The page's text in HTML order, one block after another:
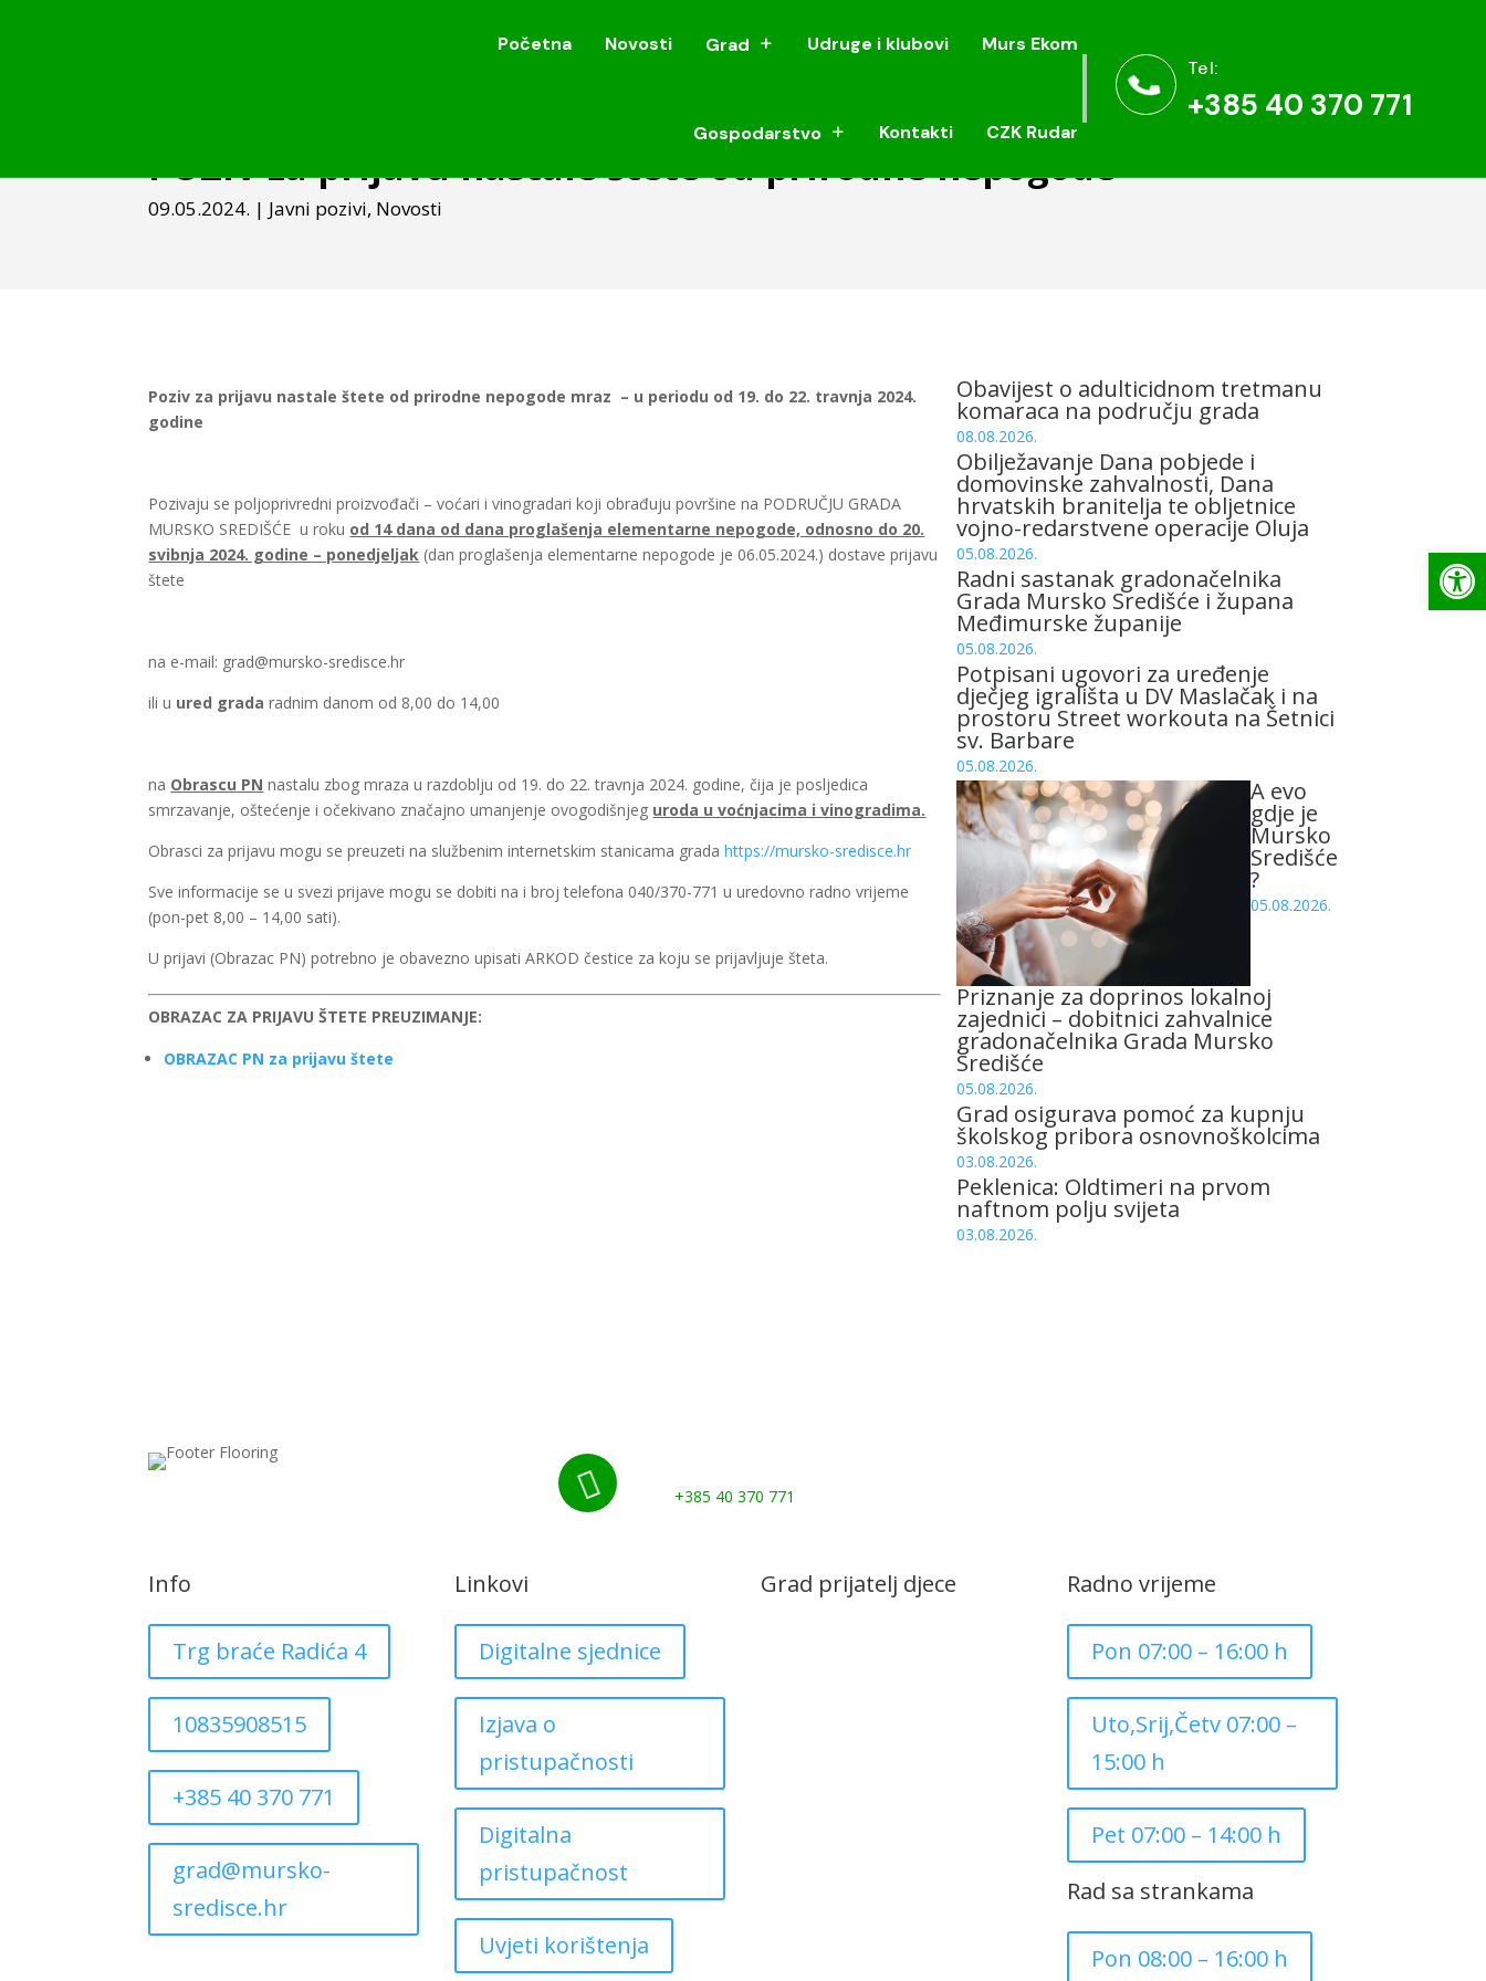
Početna Novosti Grad Udruge i klubovi Murs Ekom
Gospodarstvo Kontakti CZK Rudar

Tel:
+385 40 370 771
Početna Novosti Grad Udruge i klubovi Murs Ekom
Gospodarstvo Kontakti CZK Rudar

Tel:
+385 40 370 771
POZIV za prijavu nastale štete od prirodne nepogode
09.05.2024. | Javni pozivi, Novosti
Poziv za prijavu nastale štete od prirodne nepogode mraz – u periodu od 19. do 22. travnja 2024.
godine
Pozivaju se poljoprivredni proizvođači – voćari i vinogradari koji obrađuju površine na PODRUČJU GRADA
MURSKO SREDIŠĆE u roku od 14 dana od dana proglašenja elementarne nepogode, odnosno do 20.
svibnja 2024. godine – ponedjeljak (dan proglašenja elementarne nepogode je 06.05.2024.) dostave prijavu
štete
na e-mail: grad@mursko-sredisce.hr
ili u ured gradaradnim danom od 8,00 do 14,00
na Obrascu PN nastalu zbog mraza u razdoblju od 19. do 22. travnja 2024. godine, čija je posljedica
smrzavanje, oštećenje i očekivano značajno umanjenje ovogodišnjeg uroda u voćnjacima i vinogradima.
Obrasci za prijavu mogu se preuzeti na službenim internetskim stanicama gradahttps://mursko-sredisce.hr
Sve informacije se u svezi prijave mogu se dobiti na i broj telefona 040/370-771 u uredovno radno vrijeme
(pon-pet 8,00 – 14,00 sati).
U prijavi (Obrazac PN) potrebno je obavezno upisati ARKOD čestice za koju se prijavljuje šteta.
OBRAZAC ZA PRIJAVU ŠTETE PREUZIMANJE:
OBRAZAC PN za prijavu štete
Obavijest o adulticidnom tretmanu
komaraca na području grada
08.08.2026.
Obilježavanje Dana pobjede i
domovinske zahvalnosti, Dana
hrvatskih branitelja te obljetnice
vojno-redarstvene operacije Oluja
05.08.2026.
Radni sastanak gradonačelnika
Grada Mursko Središće i župana
Međimurske županije
05.08.2026.
Potpisani ugovori za uređenje
dječjeg igrališta u DV Maslačak i na
prostoru Street workouta na Šetnici
sv. Barbare
05.08.2026.
A evo
gdje je
Mursko
Središće
?
05.08.2026.
Priznanje za doprinos lokalnoj
zajednici – dobitnici zahvalnice
gradonačelnika Grada Mursko
Središće
05.08.2026.
Grad osigurava pomoć za kupnju
školskog pribora osnovnoškolcima
03.08.2026.
Peklenica: Oldtimeri na prvom
naftnom polju svijeta
03.08.2026.
 +385 40 370 771
Info
Trg braće Radića 4
10835908515
+385 40 370 771
grad@mursko-
sredisce.hr
Linkovi
Digitalne sjednice
Izjava o
pristupačnosti
Digitalna
pristupačnost
Uvjeti korištenja
Grad prijatelj djece Radno vrijeme
Pon 07:00 – 16:00 h
Uto,Srij,Četv 07:00 –
15:00 h
Pet 07:00 – 14:00 h
Rad sa strankama
Pon 08:00 – 16:00 h